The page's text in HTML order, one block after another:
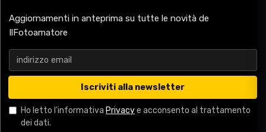
Aggiornamenti in anteprima su tutte le novità de
IlFotoamatore
Iscriviti alla newsletter
Ho letto l'informativa Privacye acconsento al trattamento
dei dati.